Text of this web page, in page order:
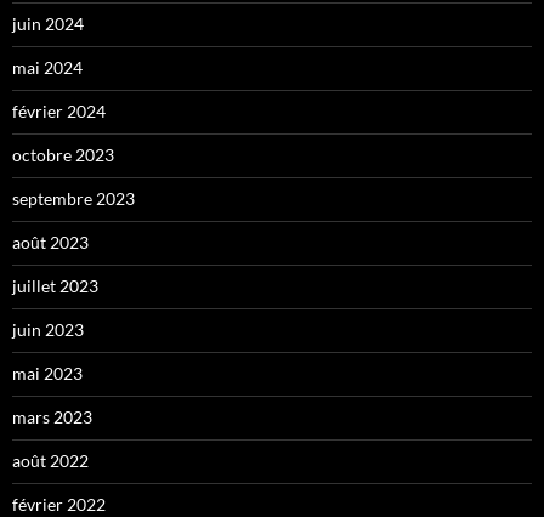
juin 2024
mai 2024
février 2024
octobre 2023
septembre 2023
août 2023
juillet 2023
juin 2023
mai 2023
mars 2023
août 2022
février 2022